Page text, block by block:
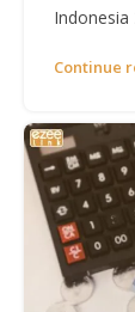
Indonesia
Continue